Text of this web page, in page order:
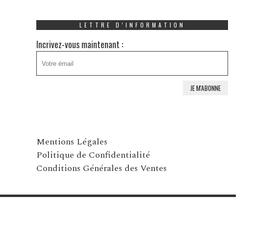
LETTRE D’INFORMATION
Incrivez-vous maintenant :
Mentions Légales
Politique de Confidentialité
Conditions Générales des Ventes